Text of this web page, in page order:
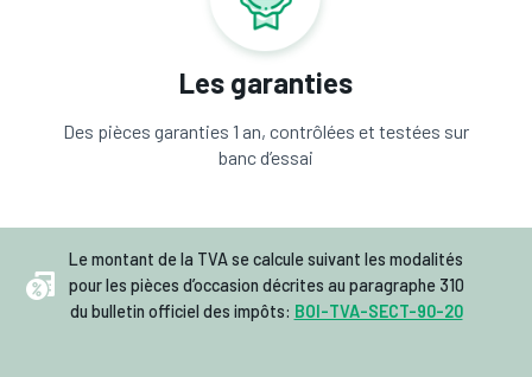
Les garanties
Des pièces garanties 1 an, contrôlées et testées sur
banc d’essai
Le montant de la TVA se calcule suivant les modalités
pour les pièces d’occasion décrites au paragraphe 310
du bulletin officiel des impôts: BOI-TVA-SECT-90-20